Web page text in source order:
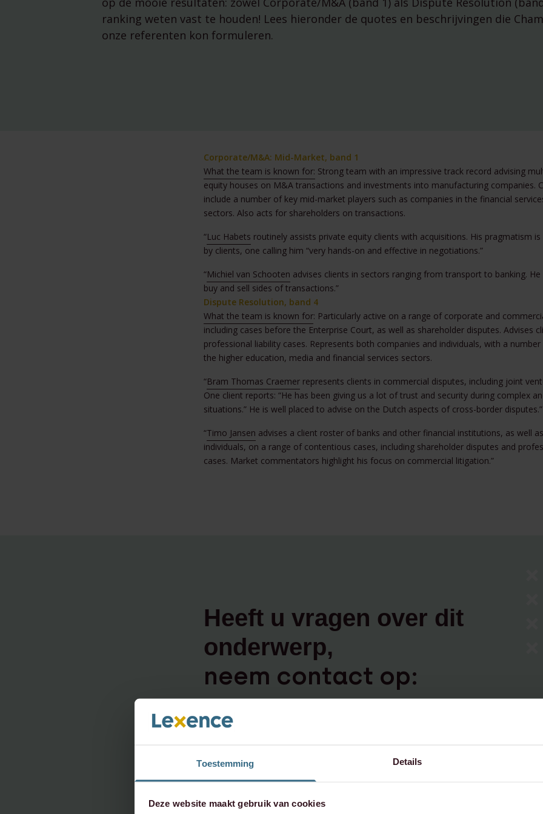
Toestemming Details
Deze website maakt gebruik van cookies
Digitale Compliance
ESG Wetwijzer
Transitievergoeding
ranking weten vast te houden! Lees hieronder de quotes en beschrijvingen die
onze referenten kon formuleren.
Corporate/M&A: Mid-Market, band 1
What the team is known for: Strong team with an impressive track record advising
equity houses on M&A transactions and investments into manufacturing companies.
include a number of key mid-market players such as companies in the financial
sectors. Also acts for shareholders on transactions.
“Luc Habets routinely assists private equity clients with acquisitions. His pragmatism
by clients, one calling him “very hands-on and effective in negotiations.”
“Michiel van Schooten advises clients in sectors ranging from transport to banking.
buy and sell sides of transactions.”
Dispute Resolution, band 4
What the team is known for: Particularly active on a range of corporate and
including cases before the Enterprise Court, as well as shareholder disputes. Advises
professional liability cases. Represents both companies and individuals, with a
the higher education, media and financial services sectors.
“Bram Thomas Craemer represents clients in commercial disputes, including joint
One client reports: “He has been giving us a lot of trust and security during complex
situations.” He is well placed to advise on the Dutch aspects of cross-border disputes.”
“Timo Jansen advises a client roster of banks and other financial institutions, as well
individuals, on a range of contentious cases, including shareholder disputes and
cases. Market commentators highlight his focus on commercial litigation.”
Heeft u vragen over dit
onderwerp,
neem contact op:
+31 20 573 6736